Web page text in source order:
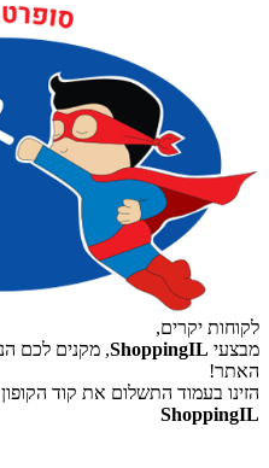
לקוחות יקרים,
מבצעי ShoppingIL
האתר!
הזינו בעמוד התשלום את קוד הקופון
ShoppingIL